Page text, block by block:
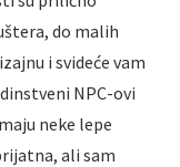
do malih
i svideće vam
NPC-ovi
neke lepe
ali sam